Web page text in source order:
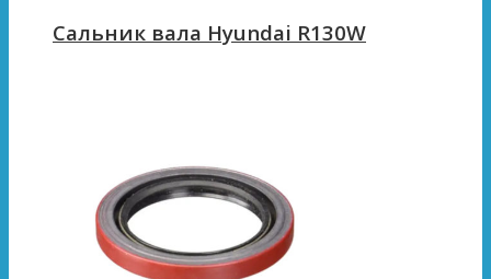
Сальник вала Hyundai R130W